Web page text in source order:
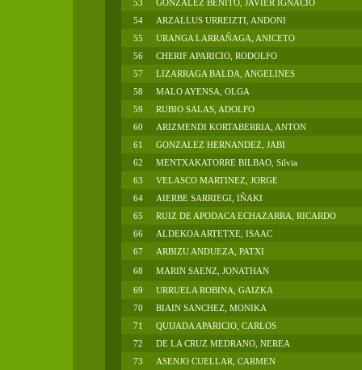
53
GONZÁLEZ BENITO, JAVIER IGNACIO
54
ARZALLUS URREIZTI, ANDONI
55
URANGA LARRAÑAGA, ANICETO
56
CHERIF APARICIO, RODOLFO
57
LIZARRAGA BALDA, ANGELINES
58
MALO AYENSA, OLGA
59
RUBIO SALAS, ADOLFO
60
ARIZMENDI KORTABERRIA, ANTON
61
GONZALEZ HERNANDEZ, JABI
62
MENTXAKATORRE BILBAO, Silvia
63
VELASCO MARTINEZ, JORGE
64
AIERBE SARRIEGI, IÑAKI
65
RUIZ DE APODACA ECHAZARRA, RICARDO
66
ALDEKOA ARTETXE, ISAAC
67
ARBIZU ANDUEZA, PATXI
68
MARIN SAENZ, JONATHAN
69
URRUELA ROBINA, GAIZKA
70
BIAIN SANCHEZ, MONIKA
71
QUIJADA APARICIO, CARLOS
72
DE LA CRUZ MEDRANO, NEREA
73
ASENJO CUELLAR, CARMEN